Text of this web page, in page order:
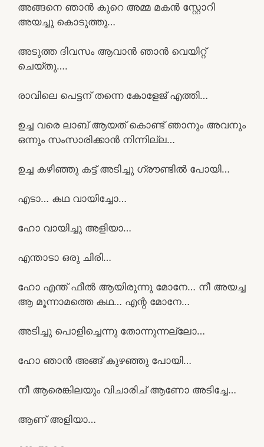
അങ്ങനെ ഞാൻ കുറെ അമ്മ മകൻ സ്റ്റോറി
അയച്ചു കൊടുത്തു…
അടുത്ത ദിവസം ആവാൻ ഞാൻ വെയിറ്റ്
ചെയ്തു….
രാവിലെ പെട്ടന് തന്നെ കോളേജ് എത്തി…
ഉച്ച വരെ ലാബ് ആയത് കൊണ്ട് ഞാനും അവനും
ഒന്നും സംസാരിക്കാൻ നിന്നില്ല…
ഉച്ച കഴിഞ്ഞു കട്ട്‌ അടിച്ചു ഗ്രൗണ്ടിൽ പോയി…
എടാ… കഥ വായിച്ചോ…
ഹോ വായിച്ചു അളിയാ…
എന്താടാ ഒരു ചിരി…
ഹോ എന്ത് ഫീൽ ആയിരുന്നു മോനേ… നീ അയച്ച
ആ മൂന്നാമത്തെ കഥ… എന്റ മോനേ…
അടിച്ചു പൊളിച്ചെന്നു തോന്നുന്നല്ലോ…
ഹോ ഞാൻ അങ്ങ് കുഴഞ്ഞു പോയി…
നീ ആരെങ്കിലയും വിചാരിച് ആണോ അടിച്ചേ…
ആണ് അളിയാ…